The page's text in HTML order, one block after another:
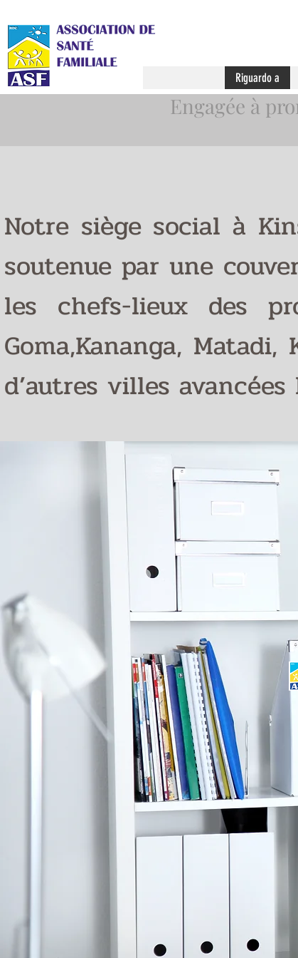
Riguardo a
Engagée à
Notre siège social à
soutenue par une
les chefs-lieux des
Goma,Kananga,
d’autres villes